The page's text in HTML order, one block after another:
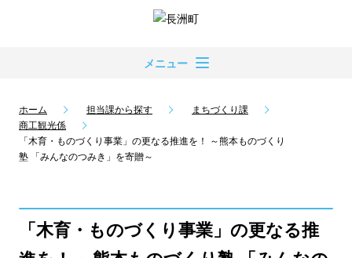
メニュー
ホーム 担当課から探す
まちづくり課
商工観光係
「木育・ものづくり事業」の更なる推進を！ ～熊本ものづくり
塾 「みんなのつみき」を寄贈～
「木育・ものづくり事業」の更なる推